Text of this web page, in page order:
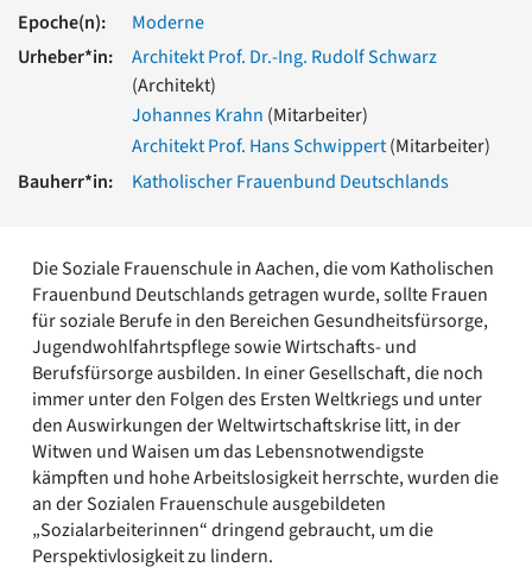
Romanik
Vorromanik
Römische Antike
Über baukunst-nrw
Fachbeirat
Freunde & Förderer
Datenschutz
Suchbegriff eingeben
Epoche(n):
Moderne
Urheber*in:
Architekt Prof. Dr.-Ing. Rudolf Schwarz
(Architekt)
Johannes Krahn (Mitarbeiter)
Architekt Prof. Hans Schwippert(Mitarbeiter)
Bauherr*in:
Katholischer Frauenbund Deutschlands
Die Soziale Frauenschule in Aachen, die vom Katholischen
Frauenbund Deutschlands getragen wurde, sollte Frauen
für soziale Berufe in den Bereichen Gesundheitsfürsorge,
Jugendwohlfahrtspflege sowie Wirtschafts- und
Berufsfürsorge ausbilden. In einer Gesellschaft, die noch
immer unter den Folgen des Ersten Weltkriegs und unter
den Auswirkungen der Weltwirtschaftskrise litt, in der
Witwen und Waisen um das Lebensnotwendigste
kämpften und hohe Arbeitslosigkeit herrschte, wurden die
an der Sozialen Frauenschule ausgebildeten
„Sozialarbeiterinnen“ dringend gebraucht, um die
Perspektivlosigkeit zu lindern.